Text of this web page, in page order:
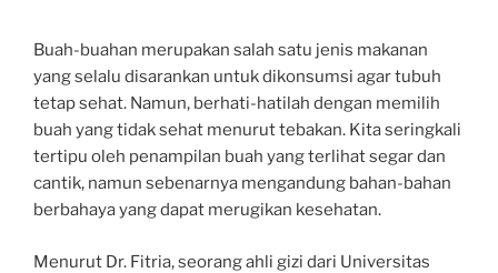
Buah-buahan merupakan salah satu jenis makanan
yang selalu disarankan untuk dikonsumsi agar tubuh
tetap sehat. Namun, berhati-hatilah dengan memilih
buah yang tidak sehat menurut tebakan. Kita seringkali
tertipu oleh penampilan buah yang terlihat segar dan
cantik, namun sebenarnya mengandung bahan-bahan
berbahaya yang dapat merugikan kesehatan.
Menurut Dr. Fitria, seorang ahli gizi dari Universitas